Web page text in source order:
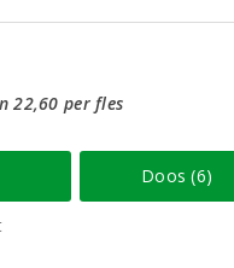
22,60 per fles
Doos (6)